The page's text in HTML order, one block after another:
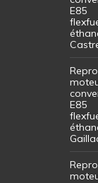
E85
E85